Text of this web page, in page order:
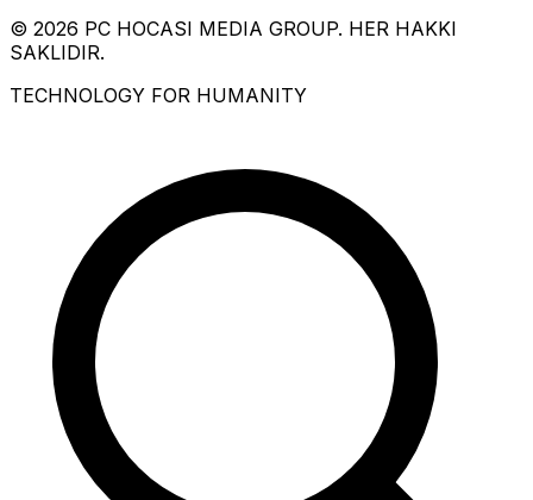
© 2026 PC HOCASI MEDIA GROUP. HER HAKKI
SAKLIDIR.
TECHNOLOGY FOR HUMANITY